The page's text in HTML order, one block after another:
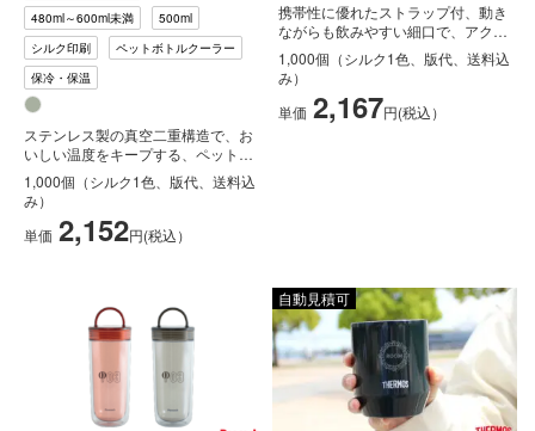
480ml～600ml未満
500ml
シルク印刷
ペットボトルクーラー
保冷・保温
ステンレス製の真空二重構造で、お
いしい温度をキープする、ペットボ
トルホルダーです。500mlと付属
の...
1,000個（シルク1色、版代、送料込
み）
単価 2,152円(税込）
携帯性に優れたストラップ付、動き
ながらも飲みやすい細口で、アクテ
ィブなシーンにおすすめな、ダブル
ウォ...
1,000個（シルク1色、版代、送料込
み）
単価 2,167円(税込）
自動見積可